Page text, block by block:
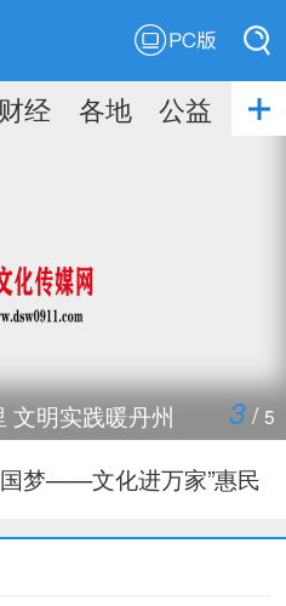
搜索
搜索
财经 各地 公益
文明实践暖丹州 3/5
模式 宜川县妇联为困境
梦——文化进万家”惠民
2026新进会员见面会暨